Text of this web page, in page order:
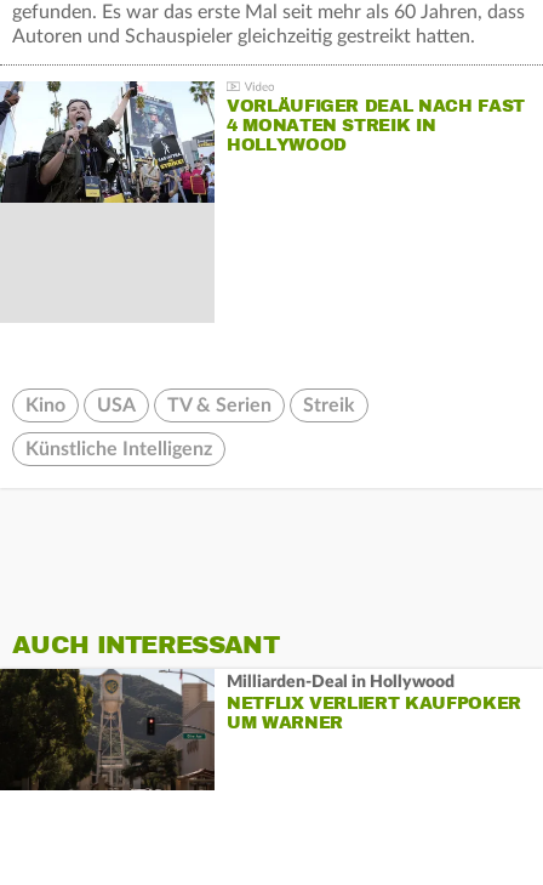
gefunden. Es war das erste Mal seit mehr als 60 Jahren, dass
Autoren und Schauspieler gleichzeitig gestreikt hatten.
VORLÄUFIGER DEAL NACH FAST
4 MONATEN STREIK IN
HOLLYWOOD
Kino USA TV & Serien Streik
Künstliche Intelligenz
AUCH INTERESSANT
Milliarden-Deal in Hollywood
NETFLIX VERLIERT KAUFPOKER
UM WARNER